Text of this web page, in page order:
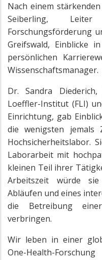
Nach einem
Seiberling,
Forschungsförderung
Greifswald, Einblicke
persönlichen
Wissenschaftsmanager.
Dr. Sandra
Loeffler-Institut (FLI)
Einrichtung, gab
die wenigsten jemals
Hochsicherheitslabor.
Laborarbeit mit
kleinen Teil ihrer
Arbeitszeit würde
Abläufen und eines
die Betreibung
verbringen.
Wir leben in einer
One-Health-